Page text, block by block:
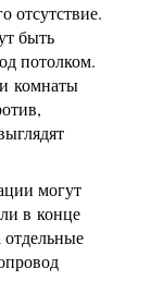
отсутствие.
быть
потолком.
комнаты
могут
в конце
отдельные